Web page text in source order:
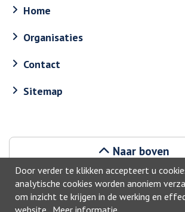
Door verder te klikken accepteert u
analytische cookies worden anoniem
om inzicht te krijgen in de werking en
website. Meer informatie
Home
Organisaties
Contact
Sitemap
Naar boven